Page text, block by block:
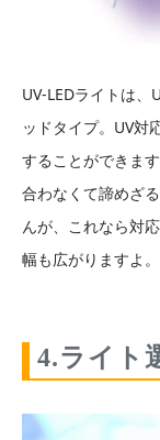
UV-LEDライトは、
ッドタイプ。UV対
することができま
合わなくて諦めざ
んが、これなら対
幅も広がりますよ。
4.ライト